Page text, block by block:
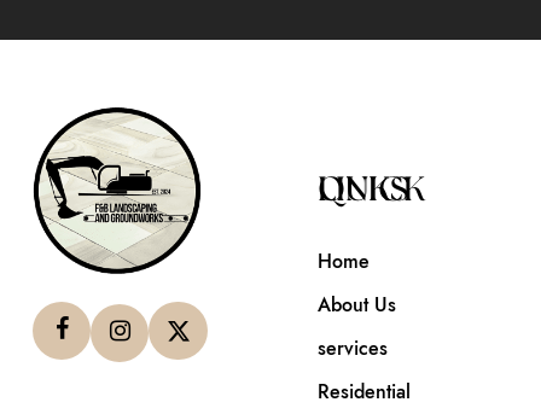
QUICK LINKS
Home
About Us
services
Residential